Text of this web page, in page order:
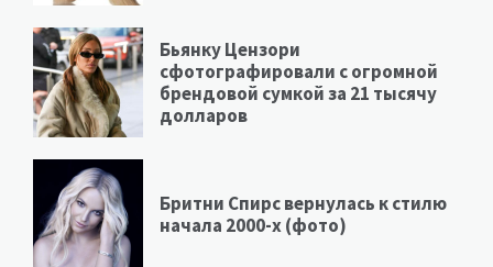
Бьянку Цензори
сфотографировали с огромной
брендовой сумкой за 21 тысячу
долларов
Бритни Спирс вернулась к стилю
начала 2000-х (фото)